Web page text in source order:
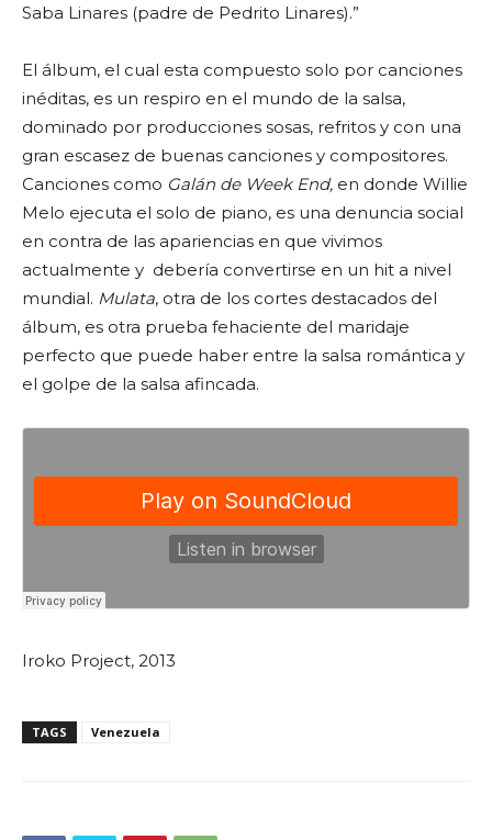
Saba Linares (padre de Pedrito Linares).”
El álbum, el cual esta compuesto solo por canciones
inéditas, es un respiro en el mundo de la salsa,
dominado por producciones sosas, refritos y con una
gran escasez de buenas canciones y compositores.
Canciones como Galán de Week End, en donde Willie
Melo ejecuta el solo de piano, es una denuncia social
en contra de las apariencias en que vivimos
actualmente y debería convertirse en un hit a nivel
mundial. Mulata, otra de los cortes destacados del
álbum, es otra prueba fehaciente del maridaje
perfecto que puede haber entre la salsa romántica y
el golpe de la salsa afincada.
Iroko Project, 2013
TAGS Venezuela